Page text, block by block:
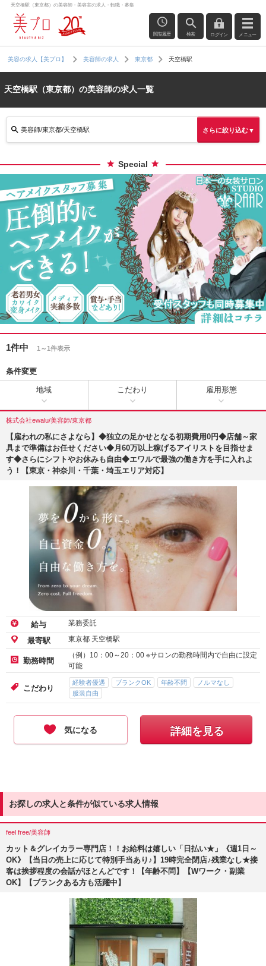
天空橋駅（東京都）の美容師・美容室の求人・転職・募集
閲覧履歴 検索 ログイン メニュー
美容の求人【美プロ】 美容師の求人 東京都 天空橋駅
天空橋駅（東京都）の美容師の求人一覧
美容師/東京都/天空橋駅 さらに絞り込む▼
Special
1件中 1～1件表示
条件変更
地域 こだわり 雇用形態
株式会社ewalu/美容師/東京都
【雇われの私にさよなら】◆独立の足かせとなる初期費用0円◆店舗～家
具まで準備はお任せください◆月60万以上稼げるアイリストを目指せま
す◆さらにシフトやお休みも自由◆エワルで最強の働き方を手に入れよ
う！【東京・神奈川・千葉・埼玉エリア対応】
給与 業務委託
最寄駅 東京都 天空橋駅
勤務時間
（例）10：00～20：00 ※サロンの勤務時間内で自由に設定
可能
こだわり
経験者優遇 ブランクOK 年齢不問
ノルマなし
服装自由
気になる 詳細を見る
お探しの求人と条件が似ている求人情報
feel free/美容師
カット＆グレイカラー専門店！！お給料は嬉しい「日払い★」《週1日～
OK》【当日の売上に応じて特別手当あり♪】19時完全閉店♪残業なし★接
客は挨拶程度の会話がほとんどです！【年齢不問】【Wワーク・副業
OK】【ブランクある方も活躍中】